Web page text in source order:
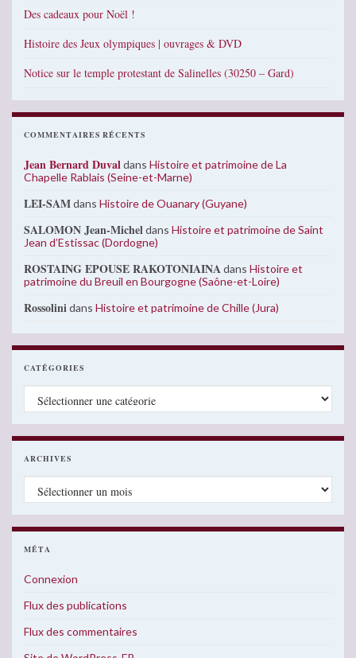
Des cadeaux pour Noël !
Histoire des Jeux olympiques | ouvrages & DVD
Notice sur le temple protestant de Salinelles (30250 – Gard)
COMMENTAIRES RÉCENTS
Jean Bernard Duvaldans Histoire et patrimoine de La
Chapelle Rablais (Seine-et-Marne)
LEI-SAMdans Histoire de Ouanary (Guyane)
SALOMON Jean-Micheldans Histoire et patrimoine de Saint
Jean d’Estissac (Dordogne)
ROSTAING EPOUSE RAKOTONIAINAdans Histoire et
patrimoine du Breuil en Bourgogne (Saône-et-Loire)
Rossolinidans Histoire et patrimoine de Chille (Jura)
CATÉGORIES
Catégories
ARCHIVES
Archives
MÉTA
Connexion
Flux des publications
Flux des commentaires